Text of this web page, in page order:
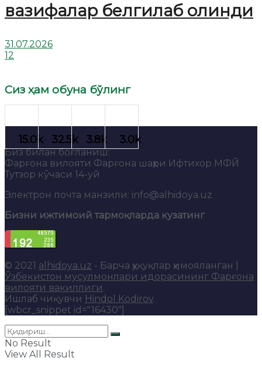
вазифалар белгилаб олинди
31.07.2026
12
Сиз ҳам обуна бўлинг
Биз билан боғланиш:
Фарғона вилояти Фарғона шаҳри Ифтихор МФЙ
Тутзор кўчаси 14-уй
Электрон почта манзили: info@alhidoya.uz
Бизни ижтимоий тармоқларда кузатинг
© 2021 alhidoya.uz - Барча ҳуқуқлар ҳимояланган |
Ўзбекистон мусулмонлари идорасининг Фарғона
вилояти вакиллиги.
Ишлаб чиқувчи Hindol Kodirov.
[wbcr_snippet id="16430"]
No Result
View All Result